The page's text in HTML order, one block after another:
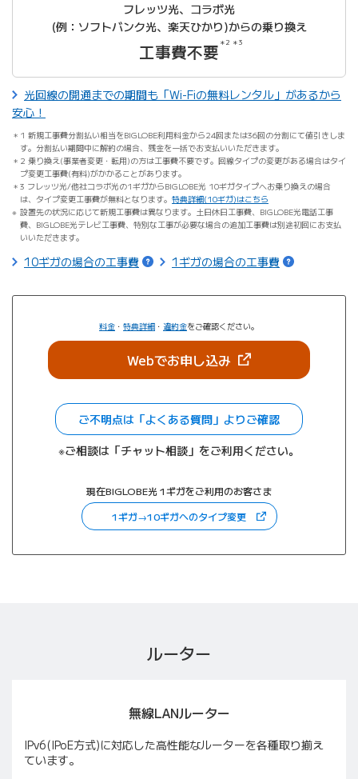
フレッツ光、コラボ光
(例：ソフトバンク光、楽天ひかり)からの乗り換え
工事費不要 ＊2 ＊3
光回線の開通までの期間も「Wi-Fiの無料レンタル」があるから
安心！
1 新規工事費分割払い相当をBIGLOBE利用料金から24回または36回の分割にて値引きしま
す。分割払い期間中に解約の場合、残金を一括でお支払いいただきます。
2 乗り換え(事業者変更・転用)の方は工事費不要です。回線タイプの変更がある場合はタイ
プ変更工事費(有料)がかかることがあります。
3 フレッツ光/他社コラボ光の1ギガからBIGLOBE光 10ギガタイプへお乗り換えの場合
は、タイプ変更工事費が無料となります。 特典詳細(10ギガ)はこちら
設置先の状況に応じて新規工事費は異なります。土日休日工事費、BIGLOBE光電話工事
費、BIGLOBE光テレビ工事費、特別な工事が必要な場合の追加工事費は別途初回にお支払
いいただきます。
10ギガの場合の工事費 1ギガの場合の工事費
料金 ・ 特典詳細 ・ 違約金をご確認ください。
Webでお申し込み（新しいタブで開き
ご不明点は「よくある質問」よりご確認
※ご相談は「チャット相談」をご利用ください。
現在BIGLOBE光 1ギガをご利用のお客さま
1ギガ→10ギガへのタイプ変更（新しいタブで開きます
ルーター
無線LANルーター
IPv6(IPoE方式)に対応した高性能なルーターを各種取り揃え
ています。